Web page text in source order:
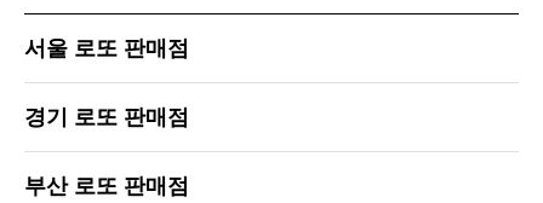
서울 로또 판매점
경기 로또 판매점
부산 로또 판매점